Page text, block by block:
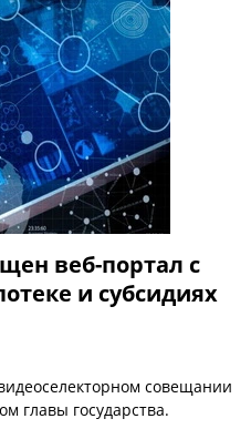
веб-портал с
и субсидиях
совещании
главы государства.